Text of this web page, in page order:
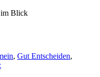
im Blick
, Gut Entscheiden,